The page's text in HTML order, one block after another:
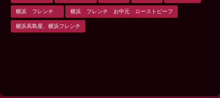
横浜 フレンチ 横浜 フレンチ お中元 ローストビーフ
横浜高島屋、横浜フレンチ